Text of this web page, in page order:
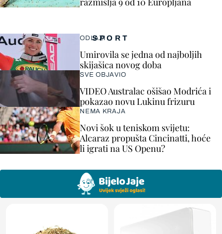
SPORT
ODLAZI
Umirovila se jedna od najboljih
skijašica novog doba
SVE OBJAVIO
VIDEO Australac ošišao Modrića i
pokazao novu Lukinu frizuru
NEMA KRAJA
Novi šok u teniskom svijetu:
Alcaraz propušta Cincinatti, hoće
li igrati na US Openu?